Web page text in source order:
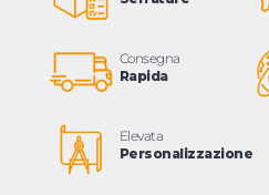
Consegna
Rapida
Elevata
Personalizzazione